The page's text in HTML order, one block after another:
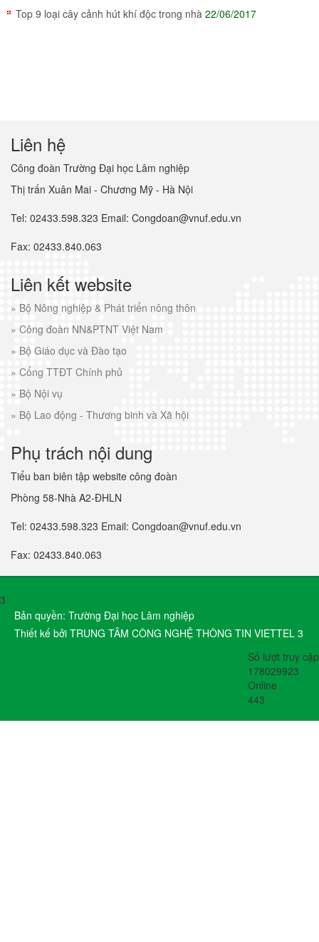
Top 9 loại cây cảnh hút khí độc trong nhà 22/06/2017
Liên hệ
Công đoàn Trường Đại học Lâm nghiệp
Thị trấn Xuân Mai - Chương Mỹ - Hà Nội
Tel: 02433.598.323 Email: Congdoan@vnuf.edu.vn
Fax: 02433.840.063
Liên kết website
» Bộ Nông nghiệp & Phát triển nông thôn
» Công đoàn NN&PTNT Việt Nam
» Bộ Giáo dục và Đào tạo
» Cổng TTĐT Chính phủ
» Bộ Nội vụ
» Bộ Lao động - Thương binh và Xã hội
Phụ trách nội dung
Tiểu ban biên tập website công đoàn
Phòng 58-Nhà A2-ĐHLN
Tel: 02433.598.323 Email: Congdoan@vnuf.edu.vn
Fax: 02433.840.063
3
Bản quyền: Trường Đại học Lâm nghiệp
Thiết kế bởi TRUNG TÂM CÔNG NGHỆ THÔNG TIN VIETTEL 3
Số lượt truy cập
178029923
Online
443